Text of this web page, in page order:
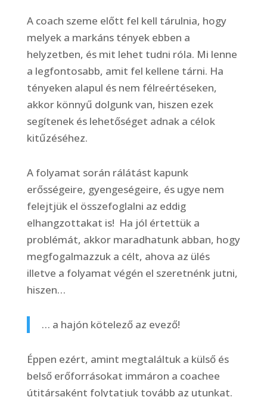
A coach szeme előtt fel kell tárulnia, hogy
melyek a markáns tények ebben a
helyzetben, és mit lehet tudni róla. Mi lenne
a legfontosabb, amit fel kellene tárni. Ha
tényeken alapul és nem félreértéseken,
akkor könnyű dolgunk van, hiszen ezek
segítenek és lehetőséget adnak a célok
kitűzéséhez.
A folyamat során rálátást kapunk
erősségeire, gyengeségeire, és ugye nem
felejtjük el összefoglalni az eddig
elhangzottakat is! Ha jól értettük a
problémát, akkor maradhatunk abban, hogy
megfogalmazzuk a célt, ahova az ülés
illetve a folyamat végén el szeretnénk jutni,
hiszen…
… a hajón kötelező az evező!
Éppen ezért, amint megtaláltuk a külső és
belső erőforrásokat immáron a coachee
útitársaként folytatjuk tovább az utunkat.